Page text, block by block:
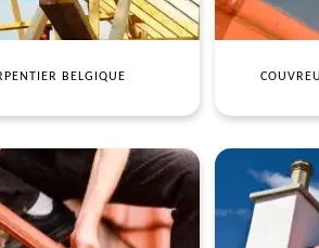
BELGIQUE